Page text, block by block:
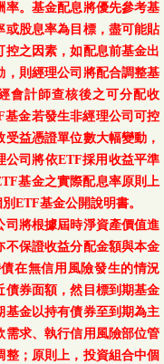
率。基金配息將優先參考基
或股息率為目標，盡可能貼
之因素，如配息前基金出
，則經理公司將配合調整基
會計師查核後之可分配收
金若發生非經理公司可控
益憑證單位數大幅變動，
公司將依ETF採用收益平準
基金之實際配息率原則上
ETF基金公開說明書。
司將根據屆時淨資產價值進
不保證收益分配金額與本金
在無信用風險發生的情況
債券面額，然目標到期基金
基金以持有債券至到期為主
需求、執行信用風險部位管
；原則上，投資組合中個